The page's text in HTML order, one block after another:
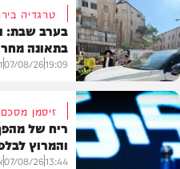
בארץ
טרגדיה
בערב שבת:
בתאונה
19:09
07/08/26
זיסמן
ריח של
והמרוץ
13:44
07/08/26